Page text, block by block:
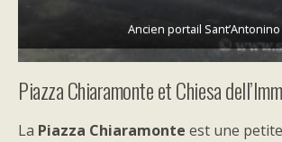
Ancien portail Sant’Antonino
Piazza Chiaramonte et Chiesa
La Piazza Chiaramonte est une